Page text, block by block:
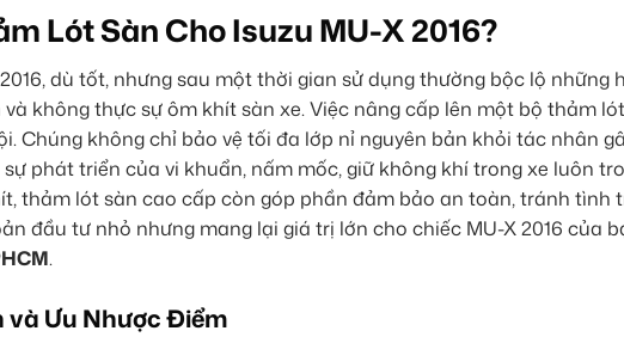
Lót Sàn Cho Isuzu MU-X 2016?
dù tốt, nhưng sau một thời gian sử dụng thường bộc lộ những
không thực sự ôm khít sàn xe. Việc nâng cấp lên một bộ thảm
Chúng không chỉ bảo vệ tối đa lớp nỉ nguyên bản khỏi tác nhân
phát triển của vi khuẩn, nấm mốc, giữ không khí trong xe luôn
thảm lót sàn cao cấp còn góp phần đảm bảo an toàn, tránh tình
đầu tư nhỏ nhưng mang lại giá trị lớn cho chiếc MU-X 2016 của
.
và Ưu Nhược Điểm